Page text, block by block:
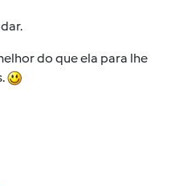
do que ela para lhe